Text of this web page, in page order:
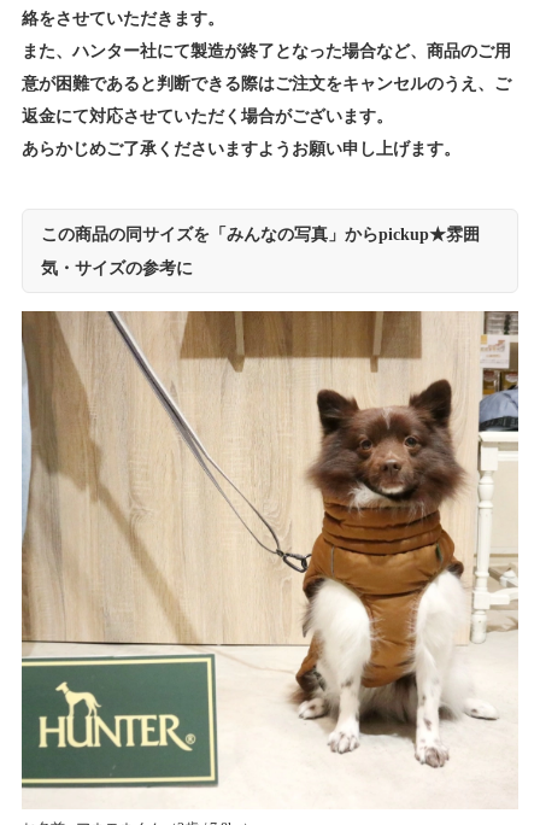
絡をさせていただきます。
また、ハンター社にて製造が終了となった場合など、商品のご用
意が困難であると判断できる際はご注文をキャンセルのうえ、ご
返金にて対応させていただく場合がございます。
あらかじめご了承くださいますようお願い申し上げます。
この商品の同サイズを「みんなの写真」からpickup★雰囲
気・サイズの参考に